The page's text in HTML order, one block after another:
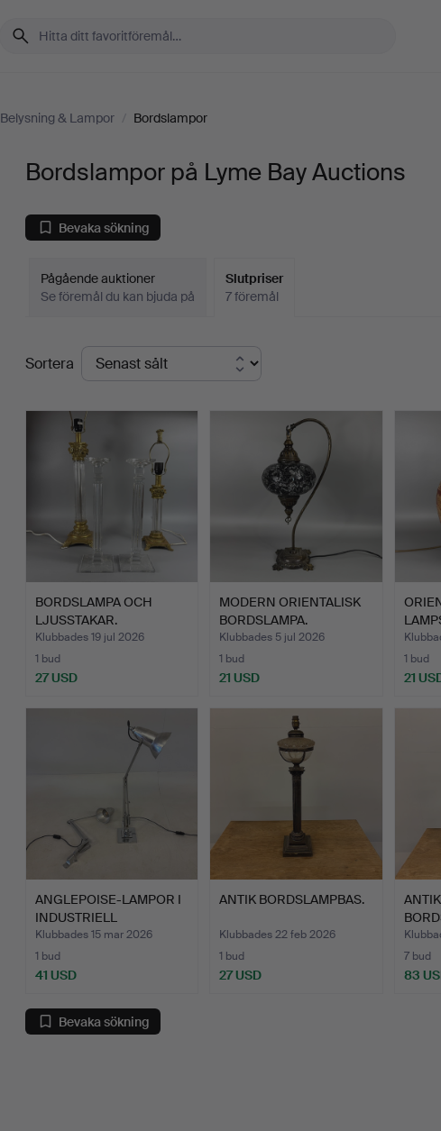
Belysning & Lampor / Bordslampor
Bordslampor på Lyme Bay Auctions
Bevaka sökning
Pågående auktioner
Se föremål du kan bjuda på
Slutpriser
7 föremål
Slutpriser
Sortera
BORDSLAMPA OCH
LJUSSTAKAR.
Klubbades 19 jul 2026
1 bud
27 USD
MODERN ORIENTALISK
BORDSLAMPA.
Klubbades 5 jul 2026
1 bud
21 USD
1 bud
21
ANGLEPOISE-LAMPOR I
INDUSTRIELL
VERKSTADSS…
Klubbades 15 mar 2026
1 bud
41 USD
ANTIK BORDSLAMPBAS.
Klubbades 22 feb 2026
1 bud
27 USD
7 bud
83
Bevaka sökning